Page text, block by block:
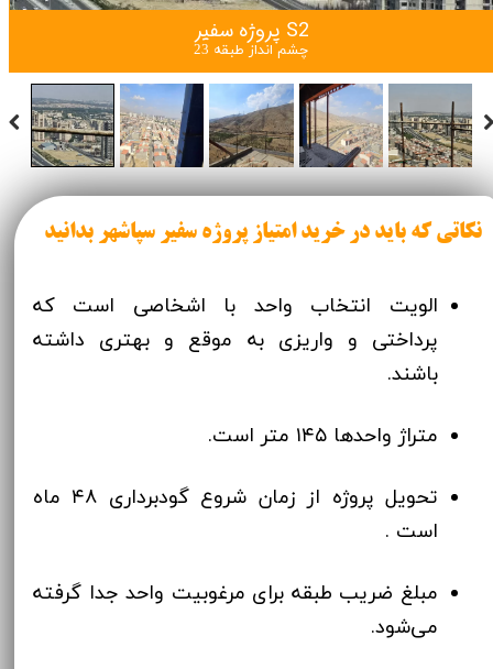
نکاتی که باید در خرید امتیاز پروژه سفیر سپاشهر بدانید
الویت انتخاب واحد با اشخاصی است که
پرداختی و واریزی به موقع و بهتری داشته
باشند.
متراژ واحدها ۱۴۵ متر است.
تحویل پروژه از زمان شروع گودبرداری ۴۸ ماه
است .
مبلغ ضریب طبقه برای مرغوبیت واحد جدا گرفته
می‌شود.
پروژه سفیر S2
چشم انداز طبقه 23